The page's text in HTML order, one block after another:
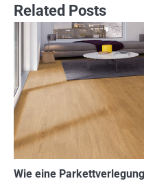
Related Posts
Wie eine